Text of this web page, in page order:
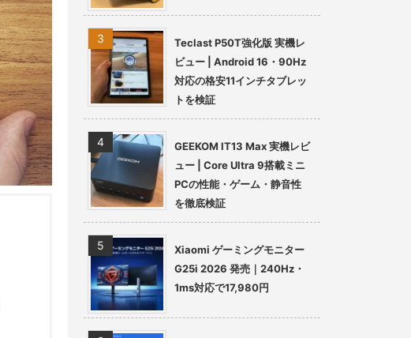
Teclast P50T強化版 実機レ
ビュー | Android 16・90Hz
対応の格安11インチタブレッ
トを検証
GEEKOM IT13 Max 実機レビ
ュー | Core Ultra 9搭載ミニ
PCの性能・ゲーム・静音性
を徹底検証
Xiaomi ゲーミングモニター
G25i 2026 発売｜240Hz・
1ms対応で17,980円